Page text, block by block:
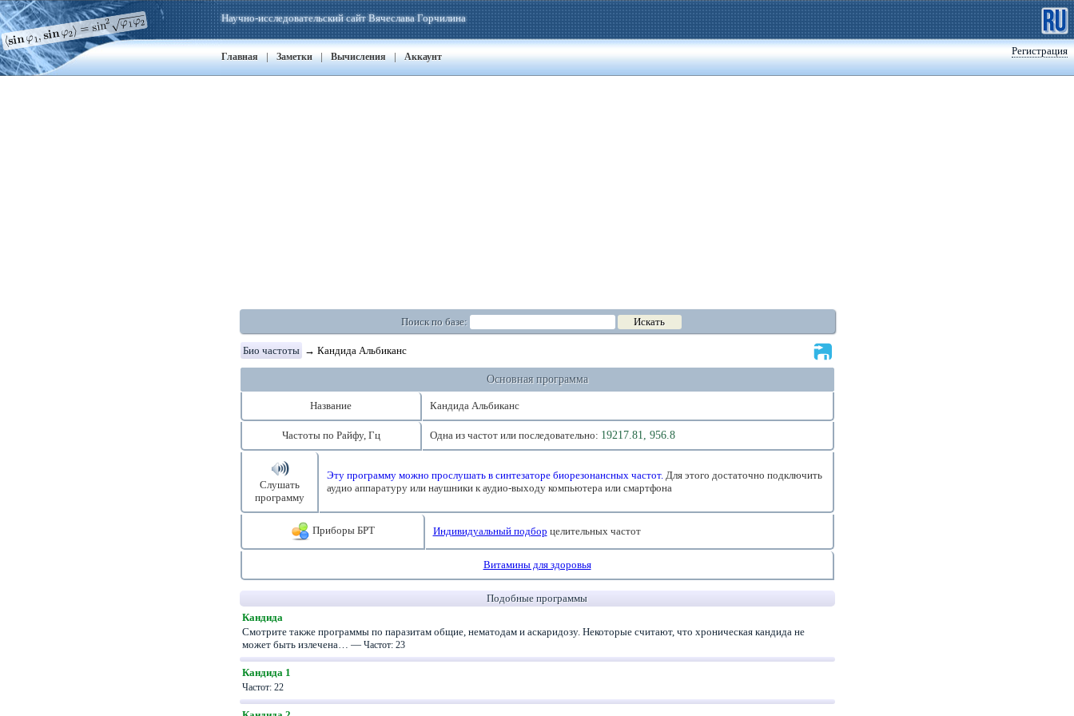
Регистрация
Научно-исследовательский сайт Вячеслава Горчилина
Главная | Заметки | Вычисления | Аккаунт
Поиск по базе:
Био частоты → Кандида Альбиканс
Основная программа
Название Кандида Альбиканс
Частоты по Райфу, Гц Одна из частот или последовательно: 19217.81, 956.8
Слушать
программу
Эту программу можно прослушать в синтезаторе биорезонансных частот.Для этого достаточно подключить
аудио аппаратуру или наушники к аудио-выходу компьютера или смартфона
Приборы БРТ Индивидуальный подбор целительных частот
Витамины для здоровья
Подобные программы
Кандида
Смотрите также программы по паразитам общие, нематодам и аскаридозу. Некоторые считают, что хроническая кандида не
может быть излечена… — Частот: 23
Кандида 1
Частот: 22